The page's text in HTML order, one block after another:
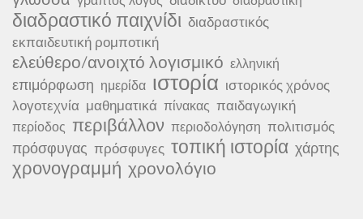
διαδραστικό παιχνίδι διαδραστικός
εκπαιδευτική ρομποτική
ελεύθερο/ανοιχτό λογισμικό ελληνική
επιμόρφωση ημερίδα ιστορία ιστορικός χρόνος
λογοτεχνία μαθηματικά πίνακας παιδαγωγική
περίοδος περιβάλλον περιοδολόγηση πολιτισμός
πρόσφυγας πρόσφυγες τοπική ιστορία χάρτης
χρονογραμμή χρονολόγιο